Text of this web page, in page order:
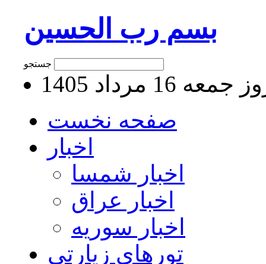
بسم رب الحسین
16 مرداد 1405
صفحه نخست
اخبار
اخبار شمسا
اخبار عراق
اخبار سوریه
تورهای زیارتی